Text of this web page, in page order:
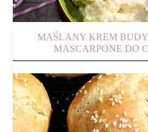
MAŚLANY KREM
MASCARPONE DO